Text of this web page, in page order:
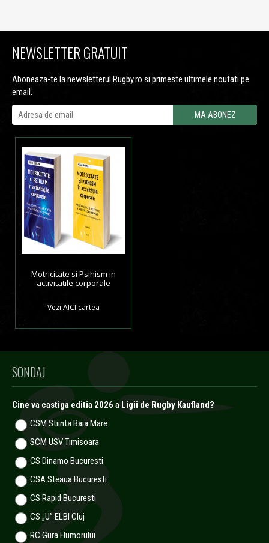
NEWSLETTER GRATUIT
Aboneaza-te la newsletterul Rugby.ro si primeste ultimele noutati pe
email.
Motricitate si Psihism in
activitatile corporale
Vezi AICI cartea
SONDAJ
Cine va castiga editia 2026 a Ligii de Rugby Kaufland?
CSM Stiinta Baia Mare
SCM USV Timisoara
CS Dinamo Bucuresti
CSA Steaua Bucuresti
CS Rapid Bucuresti
CS „U” ELBI Cluj
RC Gura Humorului